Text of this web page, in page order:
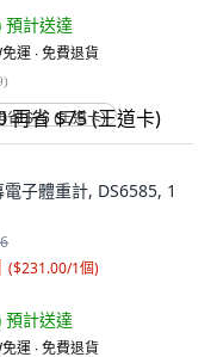
預計送達
運 ∙ 免費退貨
)
省 $75 (王道卡)
子體重計, DS6585, 1
($231.00/1個)
預計送達
運 ∙ 免費退貨